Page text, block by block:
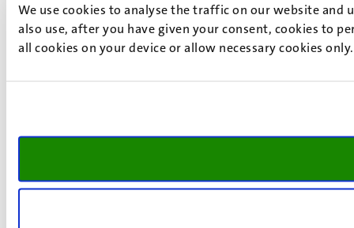
We use cookies to analyse the traffic on our website and
also use, after you have given your consent, cookies to
all cookies on your device or allow necessary cookies